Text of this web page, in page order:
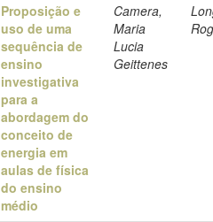
Proposição e
uso de uma
sequência de
ensino
investigativa
para a
abordagem do
conceito de
energia em
aulas de física
do ensino
médio
Camera,
Maria
Lucia
Geittenes